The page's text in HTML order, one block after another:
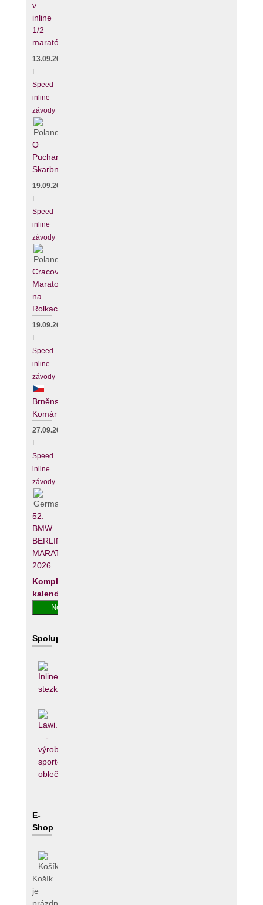
v
inline
1/2
maratónu
13.09.2026
Speed
inline
závody
O
Puchar
Skarbnika
19.09.2026
Speed
inline
závody
Cracovia
Maraton
na
Rolkach
19.09.2026
Speed
inline
závody
Brněnský
Komár
27.09.2026
Speed
inline
závody
52.
BMW
BERLIN-
MARATHON
2026
Kompletní
kalendář
Spolupracujeme
E-
Shop
Košík
je
prázdný